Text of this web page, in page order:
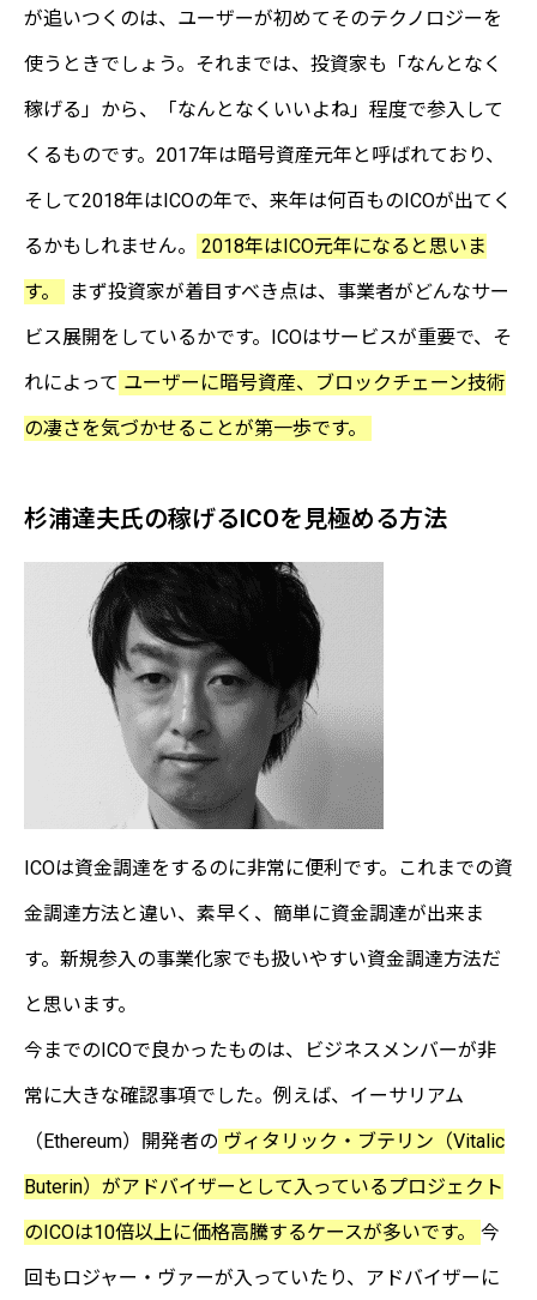
が追いつくのは、ユーザーが初めてそのテクノロジーを
使うときでしょう。それまでは、投資家も「なんとなく
稼げる」から、「なんとなくいいよね」程度で参入して
くるものです。2017年は暗号資産元年と呼ばれており、
そして2018年はICOの年で、来年は何百ものICOが出てく
るかもしれません。
2018年はICO元年になると思いま
す。
まず投資家が着目すべき点は、事業者がどんなサー
ビス展開をしているかです。ICOはサービスが重要で、そ
れによって ユーザーに暗号資産、ブロックチェーン技術
の凄さを気づかせることが第一歩です。
杉浦達夫氏の稼げるICOを見極める方法
ICOは資金調達をするのに非常に便利です。これまでの資
金調達方法と違い、素早く、簡単に資金調達が出来ま
す。新規参入の事業化家でも扱いやすい資金調達方法だ
と思います。
今までのICOで良かったものは、ビジネスメンバーが非
常に大きな確認事項でした。例えば、イーサリアム
（Ethereum）開発者の ヴィタリック・ブテリン（Vitalic
Buterin）がアドバイザーとして入っているプロジェクト
のICOは10倍以上に価格高騰するケースが多いです。 今
回もロジャー・ヴァーが入っていたり、アドバイザーに